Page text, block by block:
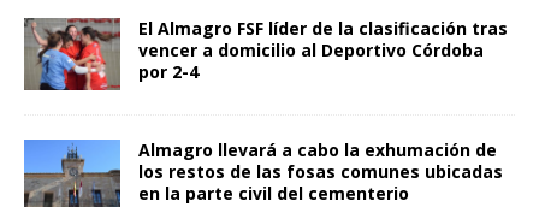
El Almagro FSF líder de la clasificación tras
vencer a domicilio al Deportivo Córdoba
por 2-4
Almagro llevará a cabo la exhumación de
los restos de las fosas comunes ubicadas
en la parte civil del cementerio